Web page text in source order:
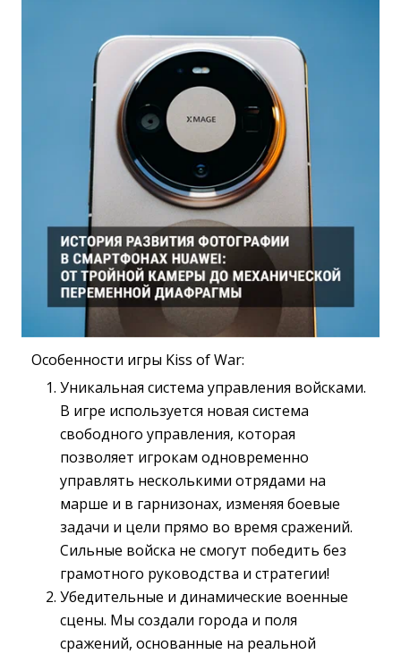
Особенности игры Kiss of War:
Уникальная система управления войсками.
В игре используется новая система
свободного управления, которая
позволяет игрокам одновременно
управлять несколькими отрядами на
марше и в гарнизонах, изменяя боевые
задачи и цели прямо во время сражений.
Сильные войска не смогут победить без
грамотного руководства и стратегии!
Убедительные и динамические военные
сцены. Мы создали города и поля
сражений, основанные на реальной